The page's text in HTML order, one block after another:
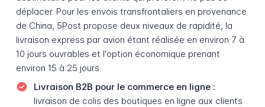
déplacer. Pour les envois transfrontaliers en provenance
de China, 5Post propose deux niveaux de rapidité, la
livraison express par avion étant réalisée en environ 7 à
10 jours ouvrables et l'option économique prenant
environ 15 à 25 jours.
Livraison B2B pour le commerce en ligne :
livraison de colis des boutiques en ligne aux clients